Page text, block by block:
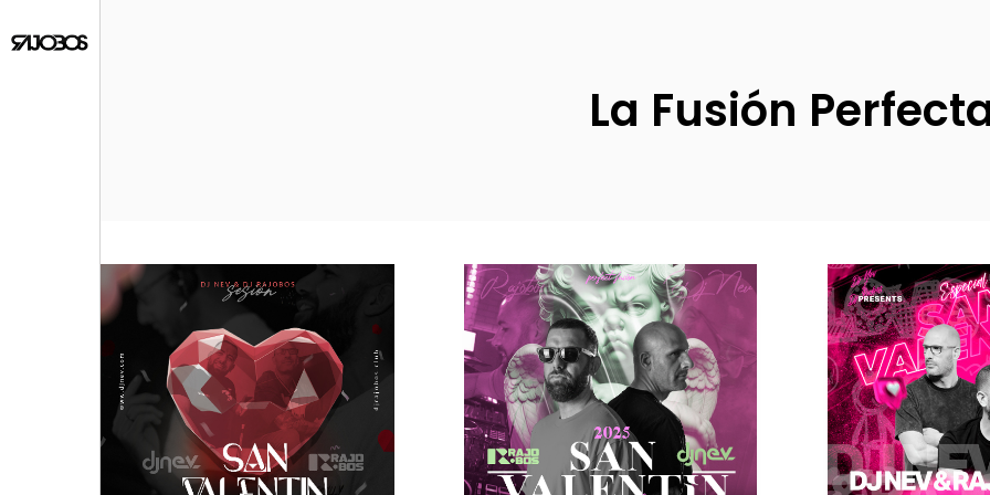
La Fusión